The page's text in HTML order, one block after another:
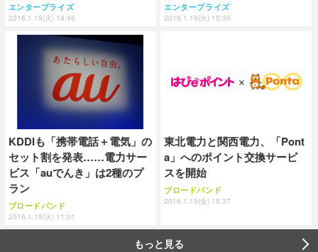
エンタープライズ
2016.1.19(火) 18:46
エンタープライズ
2016.1.19(火) 15:30
KDDIも「携帯電話＋電気」の
セット割を発表……電力サー
ビス「auでんき」は2種のプ
ラン
ブロードバンド
2016.1.19(火) 11:01
東北電力と関西電力、「Pont
a」へのポイント交換サービ
スを開始
ブロードバンド
2016.1.15(金) 15:37
もっと見る